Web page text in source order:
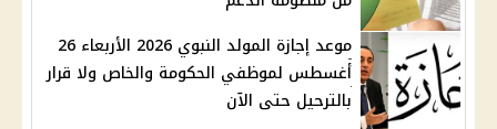
موعد إجازة المولد النبوي 2026 الأربعاء 26
أغسطس لموظفي الحكومة والخاص ولا قرار
بالترحيل حتى الآن